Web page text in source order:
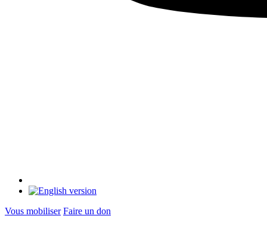
Vous mobiliser Faire un don